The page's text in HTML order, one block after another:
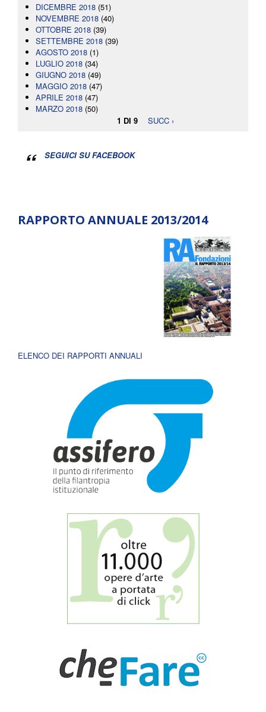
DICEMBRE 2018 (51)
NOVEMBRE 2018 (40)
OTTOBRE 2018 (39)
SETTEMBRE 2018 (39)
AGOSTO 2018 (1)
LUGLIO 2018 (34)
GIUGNO 2018 (49)
MAGGIO 2018 (47)
APRILE 2018 (47)
MARZO 2018 (50)
1 DI 9
SUCC ›
SEGUICI SU FACEBOOK
RAPPORTO ANNUALE 2013/2014
ELENCO DEI RAPPORTI ANNUALI